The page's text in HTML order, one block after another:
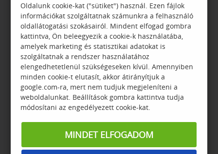
ADATVÉDELEM GYIK
Oldalunk cookie-kat ("sütiket") használ. Ezen fájlok
információkat szolgáltatnak számunkra a felhasználó
oldallátogatási szokásairól. Mindent elfogad gombra
kattintva, Ön beleegyezik a cookie-k használatába,
amelyek marketing és statisztikai adatokat is
szolgáltatnak a rendszer használatához
elengedhetetlenül szükségeseken kívül. Amennyiben
minden cookie-t elutasít, akkor átirányítjuk a
google.com-ra, mert nem tudjuk megjeleníteni a
weboldalunkat. Beállítások gombra kattintva tudja
módosítani az engedélyezett cookie-kat.
MINDET ELFOGADOM